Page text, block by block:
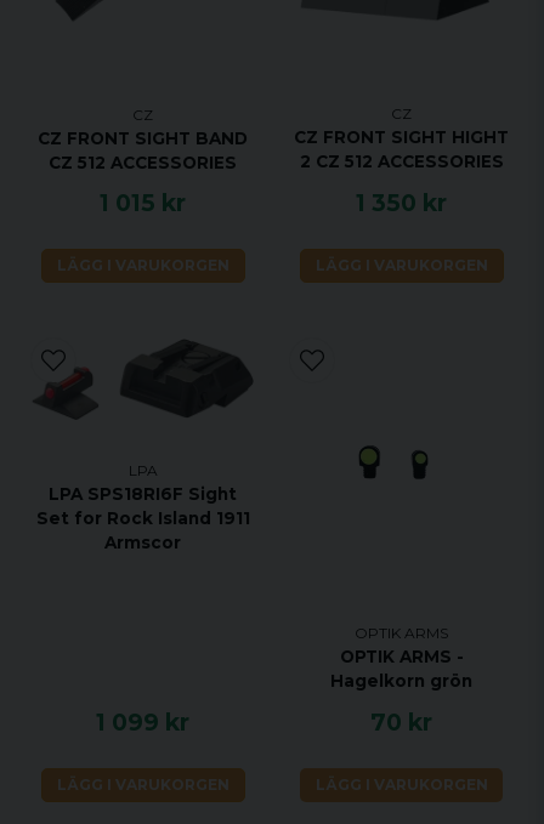
CZ
CZ FRONT SIGHT BAND
CZ 512 ACCESSORIES
1 015 kr
LÄGG I VARUKORGEN
CZ
CZ FRONT SIGHT HIGHT
2 CZ 512 ACCESSORIES
1 350 kr
LÄGG I VARUKORGEN
LPA
LPA SPS18RI6F Sight
Set for Rock Island 1911
Armscor
1 099 kr
LÄGG I VARUKORGEN
OPTIK ARMS
OPTIK ARMS -
Hagelkorn grön
70 kr
LÄGG I VARUKORGEN